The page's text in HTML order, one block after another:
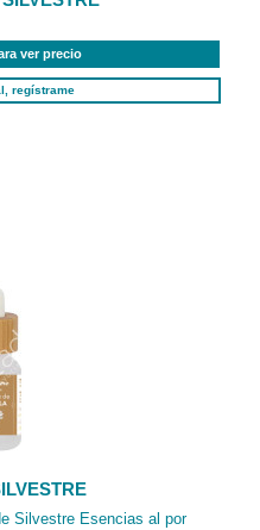
ver precio
regístrame
Silvestre Esencias al por